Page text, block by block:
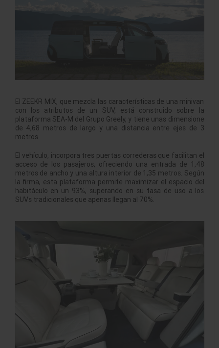
El ZEEKR MIX, que mezcla las características de una minivan
con los atributos de un SUV, está construido sobre la
plataforma SEA-M del Grupo Greely, y tiene unas dimensione
de 4,68 metros de largo y una distancia entre ejes de 3
metros.
El vehículo, incorpora tres puertas correderas que facilitan el
acceso de los pasajeros, ofreciendo una entrada de 1,48
metros de ancho y una altura interior de 1,35 metros. Según
la firma, esta plataforma permite maximizar el espacio del
habitáculo en un 93%, superando en su tasa de uso a los
SUVs tradicionales que apenas llegan al 70%.